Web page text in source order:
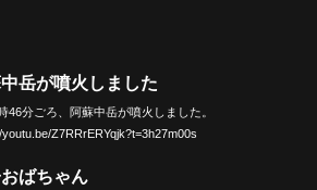
岳が噴火しました
46分ごろ、阿蘇中岳が噴火しました。
youtu.be/Z7RRrERYqjk?t=3h27m00s
ばちゃん